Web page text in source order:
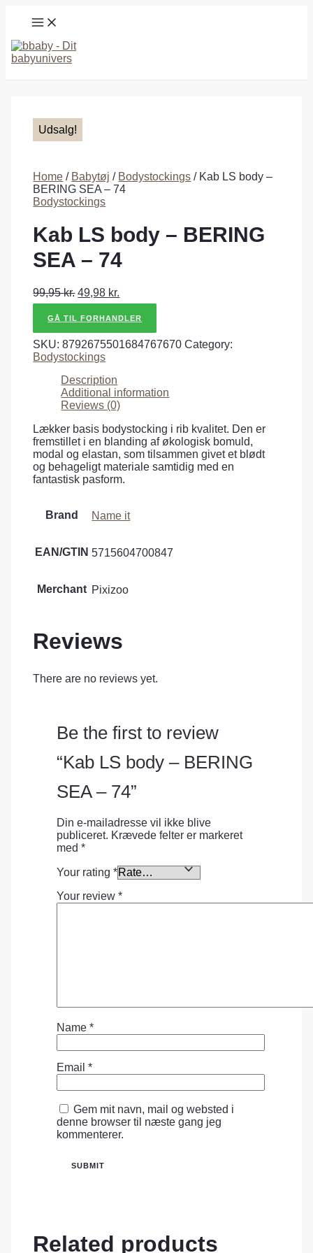
MAIN
MENU
Udsalg!
Home / Babytøj / Bodystockings / Kab LS body –
BERING SEA – 74
Bodystockings
Kab LS body – BERING
SEA – 74
99,95kr. 49,98 kr.
GÅ TIL FORHANDLER
SKU:8792675501684767670 Category:
Bodystockings
Description
Additional information
Reviews (0)
Lækker basis bodystocking i rib kvalitet. Den er
fremstillet i en blanding af økologisk bomuld,
modal og elastan, som tilsammen givet et blødt
og behageligt materiale samtidig med en
fantastisk pasform.
Brand Name it
EAN/GTIN 5715604700847
Merchant Pixizoo
Reviews
There are no reviews yet.
Be the first to review
“Kab LS body – BERING
SEA – 74”
Din e-mailadresse vil ikke blive
publiceret. Krævede felter er markeret
med *
Your rating *
Your review *
Name *
Email *
Gem mit navn, mail og websted i
denne browser til næste gang jeg
kommenterer.
Related products